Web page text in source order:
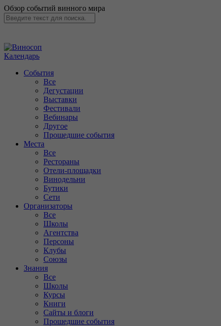
Обзор событий винного мира
Календарь
События
Все
Дегустации
Выставки
Фестивали
Вебинары
Другое
Прошедшие события
Места
Все
Рестораны
Отели-площадки
Винодельни
Бутики
Сети
Организаторы
Все
Школы
Агентства
Персоны
Клубы
Союзы
Знания
Все
Школы
Курсы
Книги
Сайты и блоги
Прошедшие события